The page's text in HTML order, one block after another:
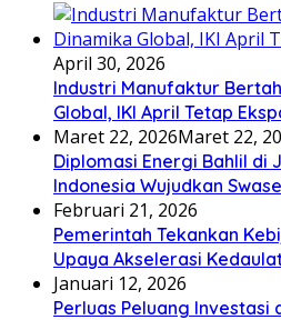
April 30, 2026
Industri Manufaktur
Global, IKI April Tetap
Maret 22, 2026Maret 22,
Diplomasi Energi Bahlil di
Indonesia Wujudkan
Februari 21, 2026
Pemerintah Tekankan
Upaya Akselerasi
Januari 12, 2026
Perluas Peluang Investasi